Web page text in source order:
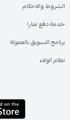
الشروط والاحكام
خدمة دفع تمارا
برنامج التسويق بالعمولة
نظام الولاء